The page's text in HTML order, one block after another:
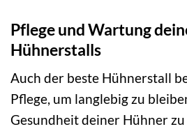
Pflege und Wartung
Hühnerstalls
Auch der beste Hühnerstall
Pflege, um langlebig zu
Gesundheit deiner Hühner